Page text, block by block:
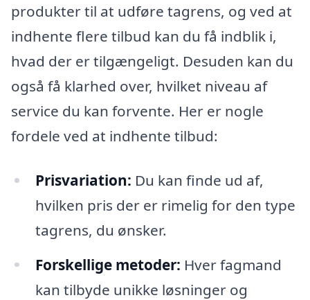
produkter til at udføre tagrens, og ved at
indhente flere tilbud kan du få indblik i,
hvad der er tilgængeligt. Desuden kan du
også få klarhed over, hvilket niveau af
service du kan forvente. Her er nogle
fordele ved at indhente tilbud:
Prisvariation: Du kan finde ud af,
hvilken pris der er rimelig for den type
tagrens, du ønsker.
Forskellige metoder: Hver fagmand
kan tilbyde unikke løsninger og